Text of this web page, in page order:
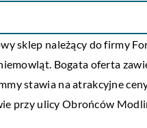
sklep należący do firmy
Bogata oferta
stawia na atrakcyjne
przy ulicy Obrońców